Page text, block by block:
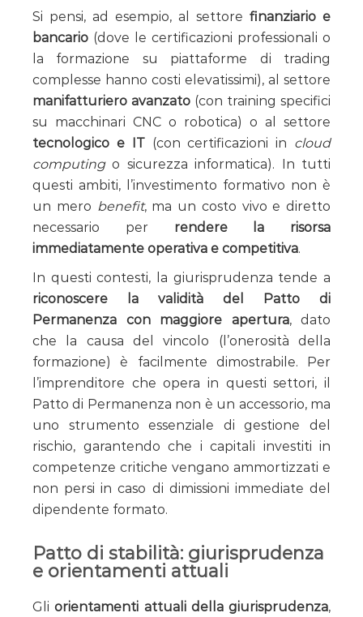
Si pensi, ad esempio, al settore finanziario e
bancario (dove le certificazioni professionali o
la formazione su piattaforme di trading
complesse hanno costi elevatissimi), al settore
manifatturiero avanzato (con training specifici
su macchinari CNC o robotica) o al settore
tecnologico e IT(con certificazioni in cloud
computingo sicurezza informatica). In tutti
questi ambiti, l’investimento formativo non è
un mero benefit, ma un costo vivo e diretto
necessario per rendere la risorsa
immediatamente operativa e competitiva.
In questi contesti, la giurisprudenza tende a
riconoscere la validità del Patto di
Permanenza con maggiore apertura, dato
che la causa del vincolo (l’onerosità della
formazione) è facilmente dimostrabile. Per
l’imprenditore che opera in questi settori, il
Patto di Permanenza non è un accessorio, ma
uno strumento essenziale di gestione del
rischio, garantendo che i capitali investiti in
competenze critiche vengano ammortizzati e
non persi in caso di dimissioni immediate del
dipendente formato.
Patto di stabilità: giurisprudenza
e orientamenti attuali
Gliorientamenti attuali della giurisprudenza,